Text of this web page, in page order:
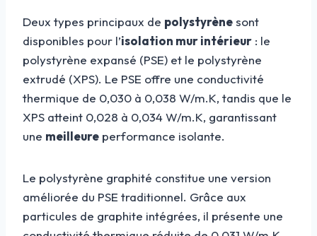
Deux types principaux de polystyrènesont
disponibles pour l’isolation mur intérieur : le
polystyrène expansé (PSE) et le polystyrène
extrudé (XPS). Le PSE offre une conductivité
thermique de 0,030 à 0,038 W/m.K, tandis que le
XPS atteint 0,028 à 0,034 W/m.K, garantissant
une meilleure performance isolante.
Le polystyrène graphité constitue une version
améliorée du PSE traditionnel. Grâce aux
particules de graphite intégrées, il présente une